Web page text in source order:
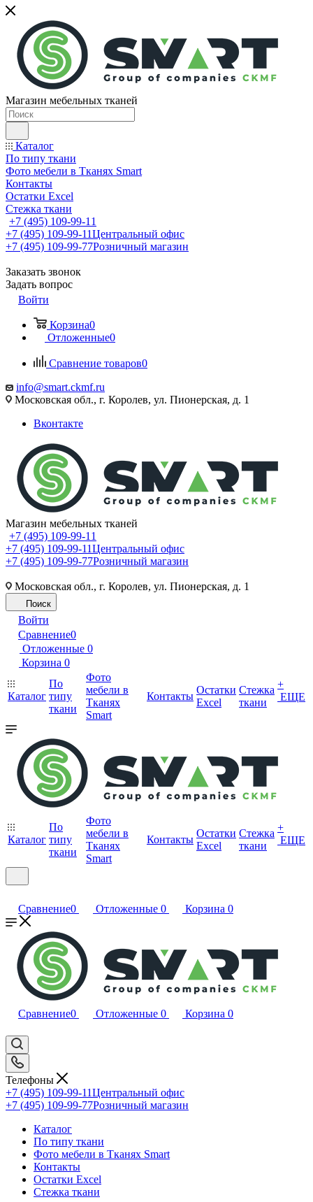
Магазин мебельных тканей
Каталог
По типу ткани
Фото мебели в Тканях Smart
Контакты
Остатки Excel
Стежка ткани
+7 (495) 109-99-11
+7 (495) 109-99-11Центральный офис
+7 (495) 109-99-77Розничный магазин
Заказать звонок
Задать вопрос
Войти
Корзина0
Отложенные0
Сравнение товаров0
info@smart.ckmf.ru
Московская обл., г. Королев, ул. Пионерская, д. 1
Вконтакте
Магазин мебельных тканей
+7 (495) 109-99-11
+7 (495) 109-99-11Центральный офис
+7 (495) 109-99-77Розничный магазин
Московская обл., г. Королев, ул. Пионерская, д. 1
Поиск
Войти
Сравнение0
Отложенные 0
Корзина 0
Каталог
По
типу
ткани
Фото
мебели в
Тканях
Smart
Контакты
Остатки
Excel
Стежка
ткани
+
ЕЩЕ
Каталог
По
типу
ткани
Фото
мебели в
Тканях
Smart
Контакты
Остатки
Excel
Стежка
ткани
+
ЕЩЕ
Сравнение0 Отложенные 0 Корзина 0
Сравнение0 Отложенные 0 Корзина 0
Телефоны
+7 (495) 109-99-11Центральный офис
+7 (495) 109-99-77Розничный магазин
Каталог
По типу ткани
Фото мебели в Тканях Smart
Контакты
Остатки Excel
Стежка ткани